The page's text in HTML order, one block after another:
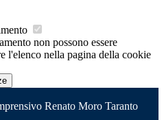
non possono essere
l'elenco nella pagina della cookie
Renato Moro Taranto